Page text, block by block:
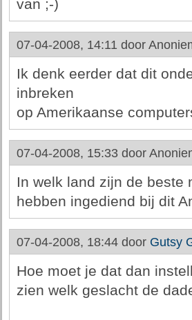
van ;-)
07-04-2008, 14:11 door
Ik denk eerder dat dit
inbreken
op Amerikaanse
07-04-2008, 15:33 door
In welk land zijn de beste
hebben ingediend bij dit
07-04-2008, 18:44 door Gutsy
Hoe moet je dat dan
zien welk geslacht de